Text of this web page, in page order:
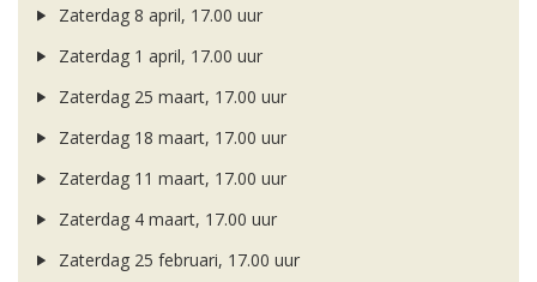
Zaterdag 8 april, 17.00 uur
Zaterdag 1 april, 17.00 uur
Zaterdag 25 maart, 17.00 uur
Zaterdag 18 maart, 17.00 uur
Zaterdag 11 maart, 17.00 uur
Zaterdag 4 maart, 17.00 uur
Zaterdag 25 februari, 17.00 uur